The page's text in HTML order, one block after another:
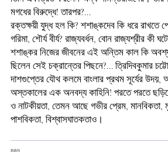
মগধের বিরুদ্ধে! তারপর?...
রক্তক্ষয়ী যুদ্ধ হল কি? শশাঙ্কদেব কি ধরে রাখতে
গরিমা, শৌর্য বীর্য? রাজ্যবর্ধন, বোন রাজ্যশ্রীর কী
শশাঙ্কর নিজের জীবনের এই অন্তিম কাল কি
ছিলেন সেই চক্রান্তের পিছনে?... ত্রিদিবকুমার
দাশগুপ্তের যৌথ কলমে বাংলার প্রথম সূর্যের
অস্তকালের এক অনবদ্য কাহিনি! পরতে পরতে
ও নাটকীয়তা, তেমন আছে গভীর প্রেম,
পাশবিকতা, বিশ্বাসঘাতকতাও।
ISBN